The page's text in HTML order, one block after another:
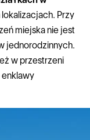
Przy
miejska nie jest
jednorodzinnych.
w przestrzeni